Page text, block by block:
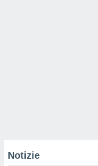
Notizie